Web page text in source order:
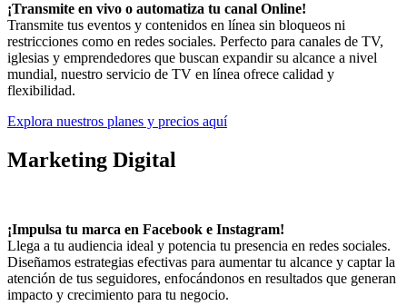
¡Transmite en vivo o automatiza tu canal Online!
Transmite tus eventos y contenidos en línea sin bloqueos ni
restricciones como en redes sociales. Perfecto para canales de TV,
iglesias y emprendedores que buscan expandir su alcance a nivel
mundial, nuestro servicio de TV en línea ofrece calidad y
flexibilidad.
Explora nuestros planes y precios aquí
Marketing Digital
¡Impulsa tu marca en Facebook e Instagram!
Llega a tu audiencia ideal y potencia tu presencia en redes sociales.
Diseñamos estrategias efectivas para aumentar tu alcance y captar la
atención de tus seguidores, enfocándonos en resultados que generan
impacto y crecimiento para tu negocio.